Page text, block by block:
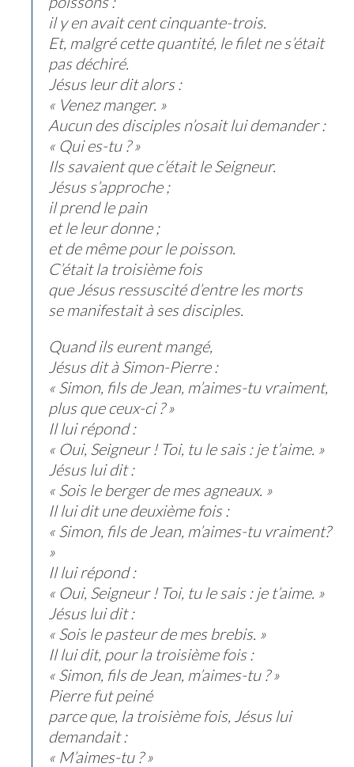
il y en avait cent cinquante-trois.
Et, malgré cette quantité, le filet ne s’était
pas déchiré.
Jésus leur dit alors :
« Venez manger. »
Aucun des disciples n’osait lui demander :
« Qui es-tu ? »
Ils savaient que c’était le Seigneur.
Jésus s’approche ;
il prend le pain
et le leur donne ;
et de même pour le poisson.
C’était la troisième fois
que Jésus ressuscité d’entre les morts
se manifestait à ses disciples.
Quand ils eurent mangé,
Jésus dit à Simon-Pierre :
« Simon, fils de Jean, m’aimes-tu vraiment,
plus que ceux-ci ? »
Il lui répond :
« Oui, Seigneur ! Toi, tu le sais : je t’aime. »
Jésus lui dit :
« Sois le berger de mes agneaux. »
Il lui dit une deuxième fois :
« Simon, fils de Jean, m’aimes-tu vraiment?
»
Il lui répond :
« Oui, Seigneur ! Toi, tu le sais : je t’aime. »
Jésus lui dit :
« Sois le pasteur de mes brebis. »
Il lui dit, pour la troisième fois :
« Simon, fils de Jean, m’aimes-tu ? »
Pierre fut peiné
parce que, la troisième fois, Jésus lui
demandait :
« M’aimes-tu ? »